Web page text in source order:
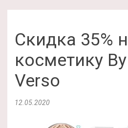
Скидка 35%
косметику
Verso
12.05.2020